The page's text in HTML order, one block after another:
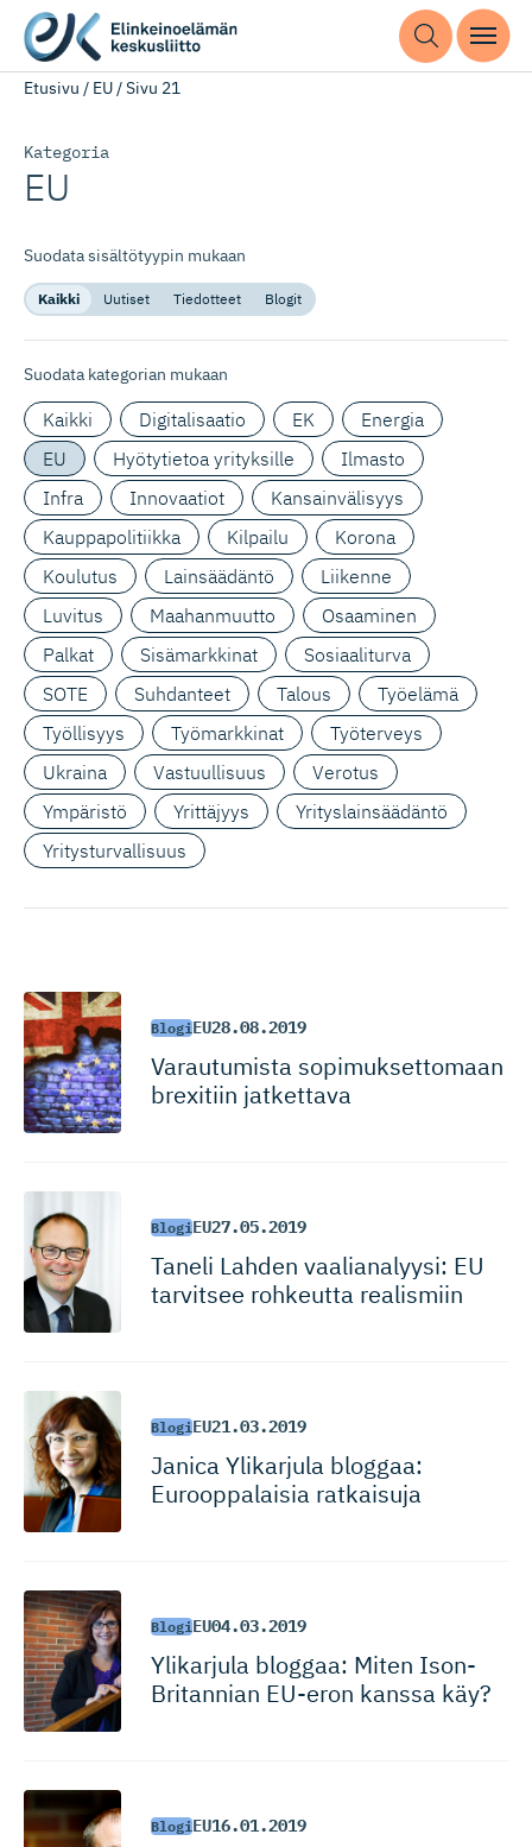
Etusivu / EU/Sivu 21
Kategoria
EU
Suodata sisältötyypin mukaan
Kaikki Uutiset Tiedotteet Blogit
Suodata kategorian mukaan
Kaikki Digitalisaatio EK
Energia
EU
Hyötytietoa yrityksille
Ilmasto
Infra
Innovaatiot
Kansainvälisyys
Kauppapolitiikka
Kilpailu
Korona
Koulutus
Lainsäädäntö
Liikenne
Luvitus
Maahanmuutto
Osaaminen
Palkat
Sisämarkkinat
Sosiaaliturva
SOTE
Suhdanteet Talous
Työelämä
Työllisyys
Työmarkkinat
Työterveys
Ukraina
Vastuullisuus
Verotus
Ympäristö
Yrittäjyys
Yrityslainsäädäntö
Yritysturvallisuus
BlogiEU28.08.2019
Varautumista sopimukset­tomaan
brexitiin jatkettava
BlogiEU27.05.2019
Taneli Lahden vaalianalyysi: EU
tarvitsee rohkeutta realismiin
BlogiEU21.03.2019
Janica Ylikarjula bloggaa:
Eurooppalaisia ratkaisuja
BlogiEU04.03.2019
Ylikarjula bloggaa: Miten Ison-
Britannian EU-eron kanssa käy?
BlogiEU16.01.2019